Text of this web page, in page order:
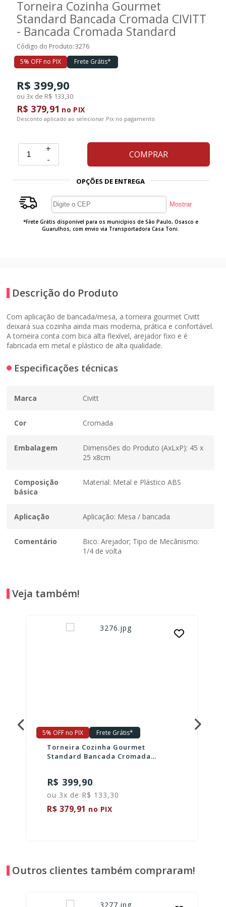
Ferramentas
Marcas
SUPER
PROMOÇÃO
Torneira Cozinha Gourmet
Standard Bancada Cromada CIVITT
- Bancada Cromada Standard
Código do Produto: 3276
5% OFF no PIX
Frete Grátis*
R$ 399,90
ou 3x de R$ 133,30
R$ 379,91 no PIX
Desconto aplicado ao selecionar Pix no pagamento.
+
-
COMPRAR
OPÇÕES DE ENTREGA
*Frete Grátis disponível para os municípios de São Paulo, Osasco e
Guarulhos, com envio via Transportadora Casa Toni.
Descrição do Produto
Com aplicação de bancada/mesa, a torneira gourmet Civitt
deixará sua cozinha ainda mais moderna, prática e confortável.
A torneira conta com bica alta flexível, arejador fixo e é
fabricada em metal e plástico de alta qualidade.
Especificações técnicas
Marca Civitt
Cor Cromada
Embalagem
Dimensões do Produto (AxLxP): 45 x
25 x8cm
Composição
básica
Material: Metal e Plástico ABS
Aplicação Aplicação: Mesa / bancada
Comentário
Bico: Arejador; Tipo de Mecânismo:
1/4 de volta
Veja também!
5% OFF no PIX Frete Grátis*
Torneira Cozinha Gourmet
Standard Bancada Cromada
R$ 399,90
ou 3x de R$ 133,30
R$ 379,91 no PIX
Outros clientes também compraram!